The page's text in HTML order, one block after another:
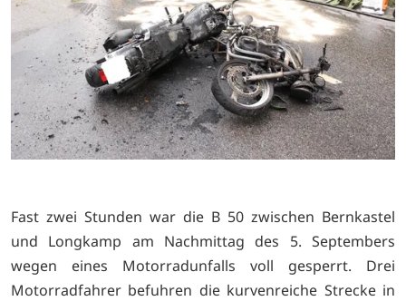
Fast zwei Stunden war die B 50 zwischen Bernkastel
und Longkamp am Nachmittag des 5. Septembers
wegen eines Motorradunfalls voll gesperrt. Drei
Motorradfahrer befuhren die kurvenreiche Strecke in